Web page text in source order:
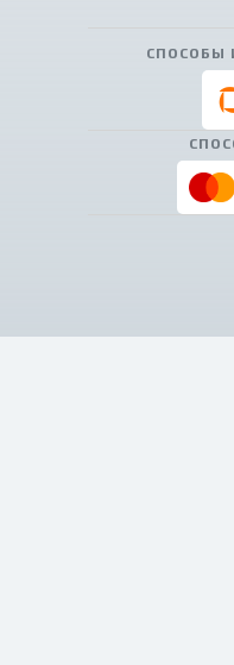
СПОСОБЫ